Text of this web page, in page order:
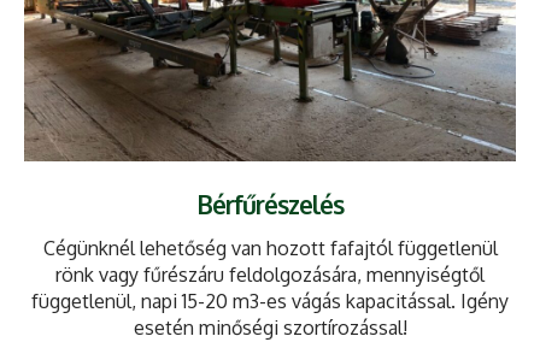
Bérfűrészelés
Cégünknél lehetőség van hozott fafajtól függetlenül
rönk vagy fűrészáru feldolgozására, mennyiségtől
függetlenül, napi 15-20 m3-es vágás kapacitással. Igény
esetén minőségi szortírozással!